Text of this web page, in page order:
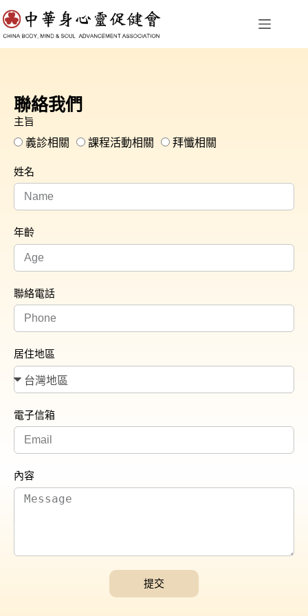
聯絡我們
主旨
義診相關 課程活動相關 拜懺相關
姓名
年齡
聯絡電話
居住地區
電子信箱
內容
提交